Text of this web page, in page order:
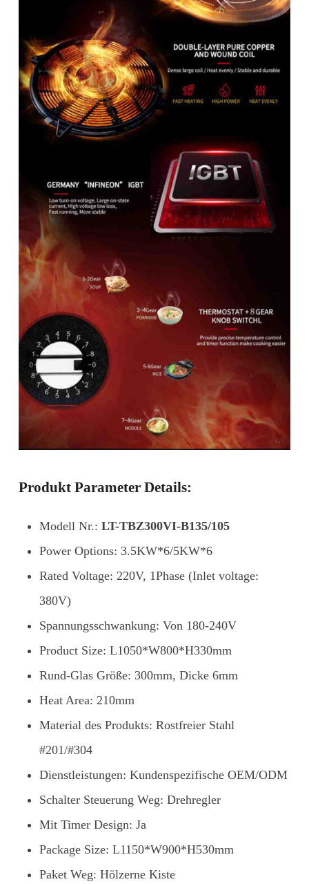
Produkt Parameter Details:
Modell Nr.: LT-TBZ300VI-B135/105
Power Options: 3.5KW*6/5KW*6
Rated Voltage: 220V, 1Phase (Inlet voltage:
380V)
Spannungsschwankung: Von 180-240V
Product Size: L1050*W800*H330mm
Rund-Glas Größe: 300mm, Dicke 6mm
Heat Area: 210mm
Material des Produkts: Rostfreier Stahl
#201/#304
Dienstleistungen: Kundenspezifische OEM/ODM
Schalter Steuerung Weg: Drehregler
Mit Timer Design: Ja
Package Size: L1150*W900*H530mm
Paket Weg: Hölzerne Kiste